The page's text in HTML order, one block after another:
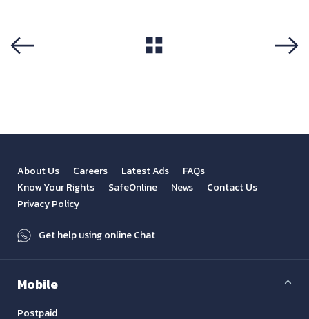
About Us Careers Latest Ads
FAQs
Know Your Rights
SafeOnline News
Contact Us
Privacy Policy
Get help using online Chat
Mobile
Postpaid